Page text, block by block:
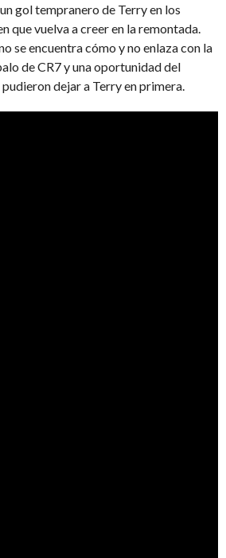
gol tempranero de Terry en los
que vuelva a creer en la remontada.
se encuentra cómo y no enlaza con la
de CR7 y una oportunidad del
dejar a Terry en primera.